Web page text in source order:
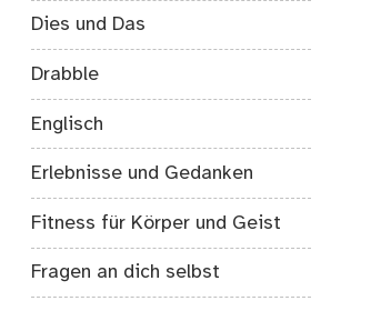
Dies und Das
Drabble
Englisch
Erlebnisse und Gedanken
Fitness für Körper und Geist
Fragen an dich selbst